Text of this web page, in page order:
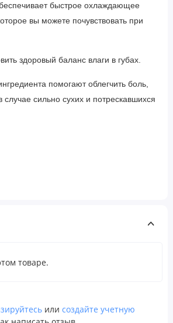
быстрое охлаждающее
вы можете почувствовать при
здоровый баланс влаги в губах.
помогают облегчить боль,
сильно сухих и потрескавшихся
раздражении губ.
губы от иссушающего воздействия
не более 3–4 раз в день.
товаре.
или создайте учетную